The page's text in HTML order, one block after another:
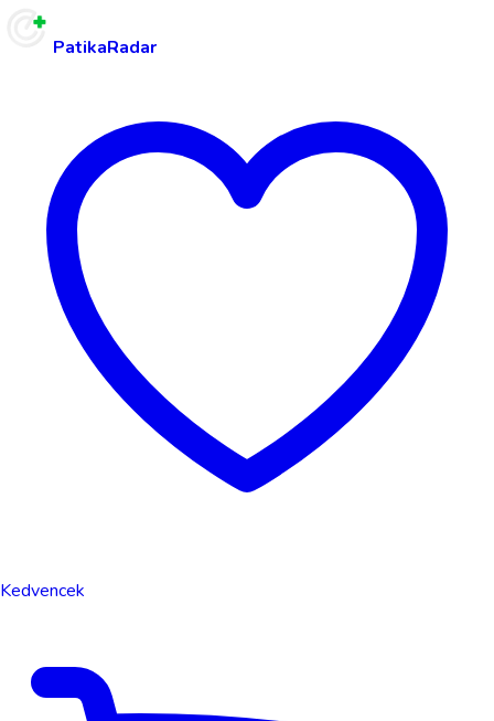
PatikaRadar
Kedvencek